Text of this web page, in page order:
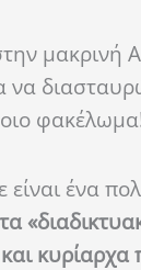
να
ένα
κυρίαρχα